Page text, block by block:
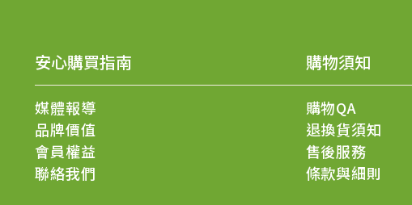
安心購買指南
媒體報導
品牌價值
會員權益
聯絡我們
購物須知
購物QA
退換貨須知
售後服務
條款與細則